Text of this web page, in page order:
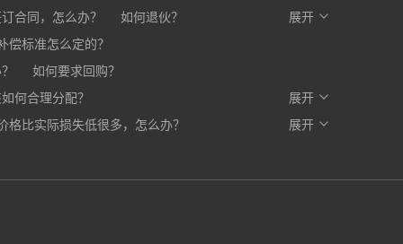
合同，怎么办？
如何退伙？
展开
偿标准怎么定的？
如何要求回购？
何合理分配？
入合同，有口头约定有效吗？
展开
比实际损失低很多，怎么办？
展开